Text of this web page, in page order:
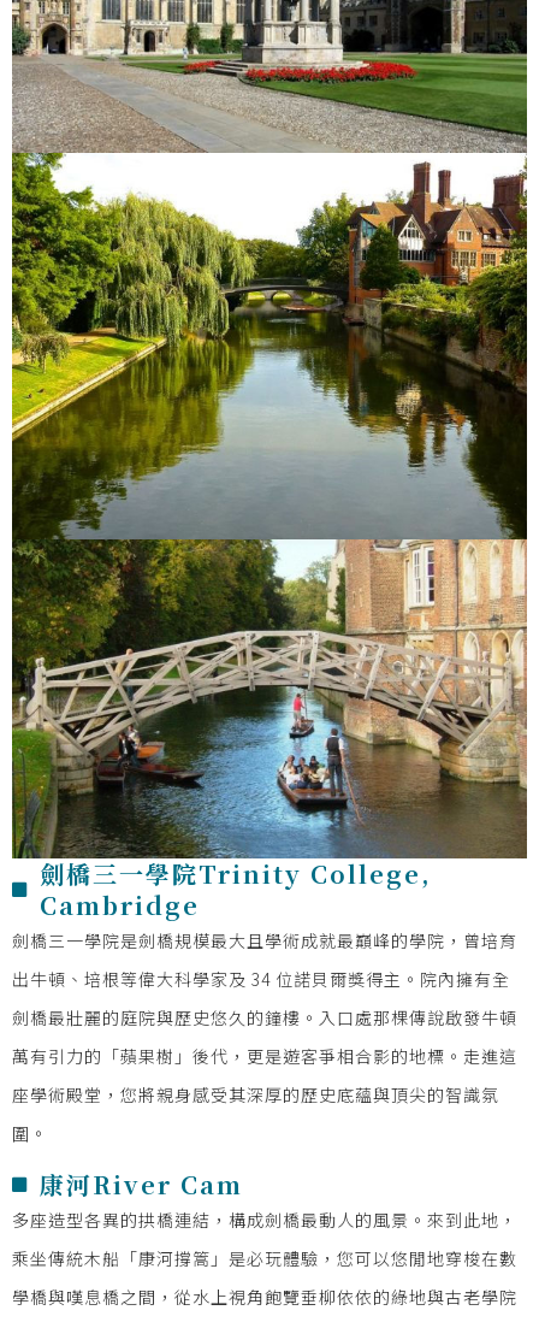
劍橋三一學院Trinity College,
Cambridge
劍橋三一學院是劍橋規模最大且學術成就最巔峰的學院，曾培育
出牛頓、培根等偉大科學家及 34 位諾貝爾獎得主。院內擁有全
劍橋最壯麗的庭院與歷史悠久的鐘樓。入口處那棵傳說啟發牛頓
萬有引力的「蘋果樹」後代，更是遊客爭相合影的地標。走進這
座學術殿堂，您將親身感受其深厚的歷史底蘊與頂尖的智識氛
圍。
康河River Cam
多座造型各異的拱橋連結，構成劍橋最動人的風景。來到此地，
乘坐傳統木船「康河撐篙」是必玩體驗，您可以悠閒地穿梭在數
學橋與嘆息橋之間，從水上視角飽覽垂柳依依的綠地與古老學院